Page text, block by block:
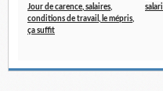
Jour de carence, salaires,
conditions de travail, le mépris,
ça suffit